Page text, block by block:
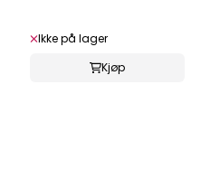
Ikke på lager
Kjøp